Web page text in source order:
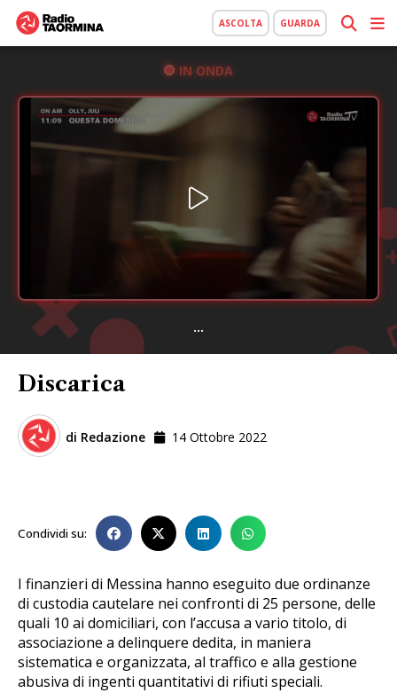
ASCOLTA GUARDA
IN ONDA
...
Discarica
di Redazione 14 Ottobre 2022
Condividi su:
I finanzieri di Messina hanno eseguito due ordinanze
di custodia cautelare nei confronti di 25 persone, delle
quali 10 ai domiciliari, con l’accusa a vario titolo, di
associazione a delinquere dedita, in maniera
sistematica e organizzata, al traffico e alla gestione
abusiva di ingenti quantitativi di rifiuti speciali.